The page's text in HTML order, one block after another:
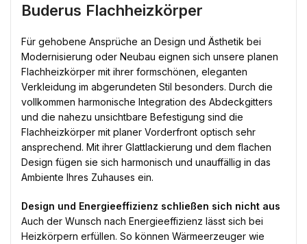
Buderus Flachheizkörper
Für gehobene Ansprüche an Design und Ästhetik bei
Modernisierung oder Neubau eignen sich unsere planen
Flachheizkörper mit ihrer formschönen, eleganten
Verkleidung im abgerundeten Stil besonders. Durch die
vollkommen harmonische Integration des Abdeckgitters
und die nahezu unsichtbare Befestigung sind die
Flachheizkörper mit planer Vorderfront optisch sehr
ansprechend. Mit ihrer Glattlackierung und dem flachen
Design fügen sie sich harmonisch und unauffällig in das
Ambiente Ihres Zuhauses ein.
Design und Energieeffizienz schließen sich nicht aus
Auch der Wunsch nach Energieeffizienz lässt sich bei
Heizkörpern erfüllen. So können Wärmeerzeuger wie